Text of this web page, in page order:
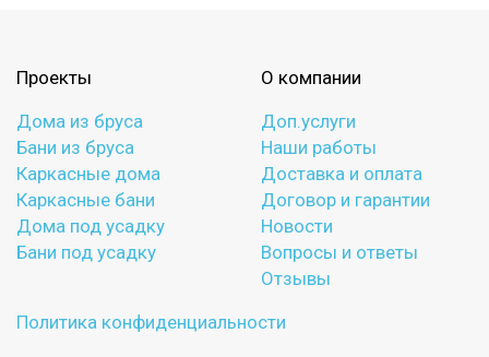
Проекты
Дома из бруса
Бани из бруса
Каркасные дома
Каркасные бани
Дома под усадку
Бани под усадку
О компании
Доп.услуги
Наши работы
Доставка и оплата
Договор и гарантии
Новости
Вопросы и ответы
Отзывы
Политика конфиденциальности